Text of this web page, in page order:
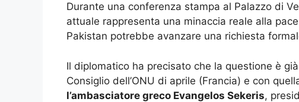
Durante una conferenza stampa al Palazzo di
attuale rappresenta una minaccia reale alla
Pakistan potrebbe avanzare una richiesta
Il diplomatico ha precisato che la questione è
Consiglio dell’ONU di aprile (Francia) e con
l’ambasciatore greco Evangelos Sekeris,